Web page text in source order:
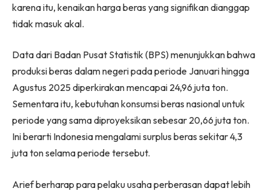
karena itu, kenaikan harga beras yang signifikan dianggap
tidak masuk akal.
Data dari Badan Pusat Statistik (BPS) menunjukkan bahwa
produksi beras dalam negeri pada periode Januari hingga
Agustus 2025 diperkirakan mencapai 24,96 juta ton.
Sementara itu, kebutuhan konsumsi beras nasional untuk
periode yang sama diproyeksikan sebesar 20,66 juta ton.
Ini berarti Indonesia mengalami surplus beras sekitar 4,3
juta ton selama periode tersebut.
Arief berharap para pelaku usaha perberasan dapat lebih